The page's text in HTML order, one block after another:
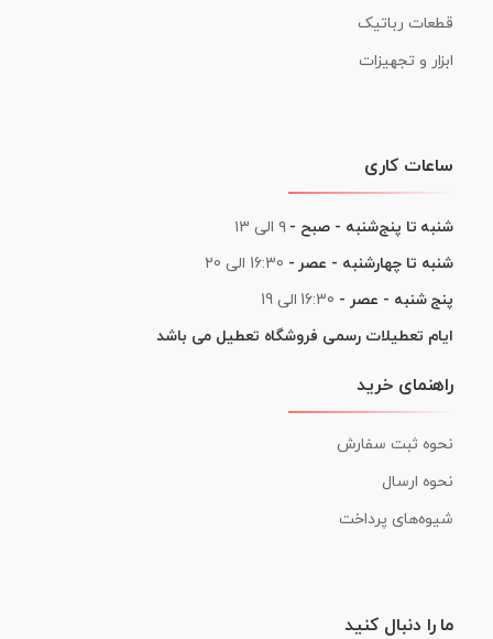
قطعات رباتیک
ابزار و تجهیزات
ساعات کاری
شنبه تا پنج‌شنبه - صبح - ۹ الی ۱۳
شنبه تا چهارشنبه - عصر - 16:30 الی 20
پنج شنبه - عصر - 16:30 الی 19
ایام تعطیلات رسمی فروشگاه تعطیل می باشد
راهنمای خرید
نحوه ثبت سفارش
نحوه ارسال
شیوه‌های پرداخت
ما را دنبال کنید